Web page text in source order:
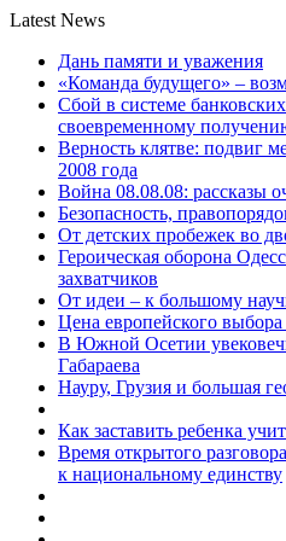
Latest News
Дань памяти и уважения
«Команда будущего» –
Сбой в системе
своевременному
Верность клятве: подвиг
2008 года
Война 08.08.08: рассказы
Безопасность,
От детских пробежек во
Героическая оборона
захватчиков
От идеи – к большому
Цена европейского
В Южной Осетии
Габараева
Науру, Грузия и большая
Как заставить ребенка
Время открытого
к национальному единству